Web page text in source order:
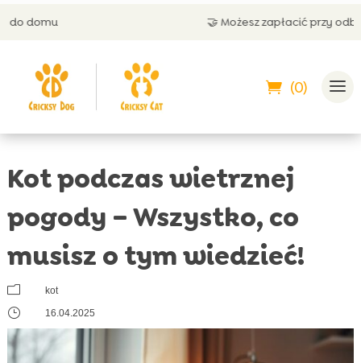
🤝 Możesz zapłacić przy odbiorze
(0)
Kot podczas wietrznej
pogody – Wszystko, co
musisz o tym wiedzieć!
m kot
} 16.04.2025